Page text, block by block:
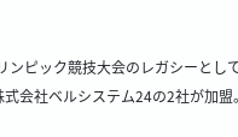
ピック競技大会のレガシーと
会社ベルシステム24の2社が加盟。